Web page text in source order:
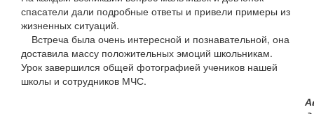
спасатели дали подробные ответы и привели примеры из
жизненных ситуаций.
Встреча была очень интересной и познавательной, она
доставила массу положительных эмоций школьникам.
Урок завершился общей фотографией учеников нашей
школы и сотрудников МЧС.